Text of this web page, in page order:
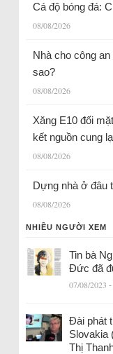
Cá độ bóng đá:
08/08/2026
Nhà cho công
sao?
08/08/2026
Xăng E10 đối
kết nguồn cung
08/08/2026
Dựng nhà ở đâu
08/08/2026
NHIỀU NGƯỜI XEM
Tin bà
Đức đã
07/08/2023 -
Đài phát
Slovakia
Thị